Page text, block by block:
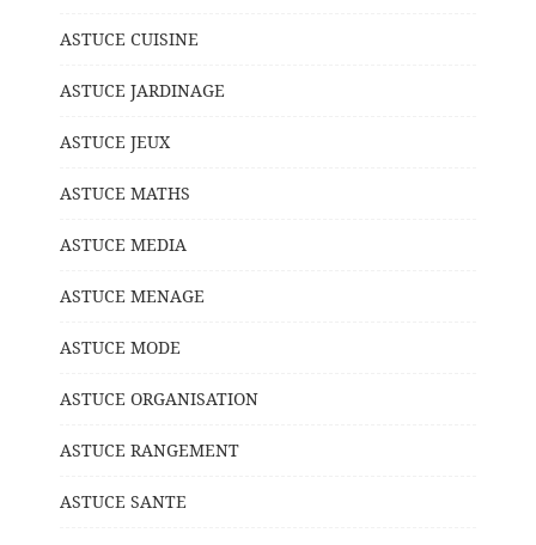
ASTUCE CUISINE
ASTUCE JARDINAGE
ASTUCE JEUX
ASTUCE MATHS
ASTUCE MEDIA
ASTUCE MENAGE
ASTUCE MODE
ASTUCE ORGANISATION
ASTUCE RANGEMENT
ASTUCE SANTE